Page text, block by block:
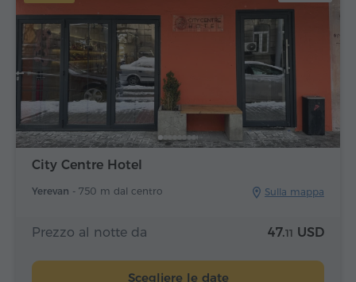
City Centre Hotel
Yerevan - 750 m dal centro Sulla mappa
Prezzo al notte da 47.11 USD
Scegliere le date